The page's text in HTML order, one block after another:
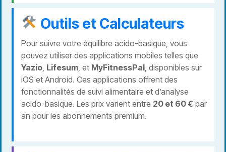
Outils et Calculateurs
Pour suivre votre équilibre acido-basique, vous
pouvez utiliser des applications mobiles telles que
Yazio Lifesum , et MyFitnessPal , disponibles sur
iOS et Android. Ces applications offrent des
fonctionnalités de suivi alimentaire et d’analyse
acido-basique. Les prix varient entre 20 et 60 € par
an pour les abonnements premium.